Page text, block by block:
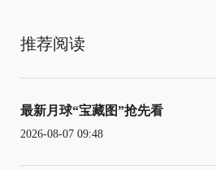
推荐阅读
最新月球“宝藏图”抢先看
2026-08-07 09:48